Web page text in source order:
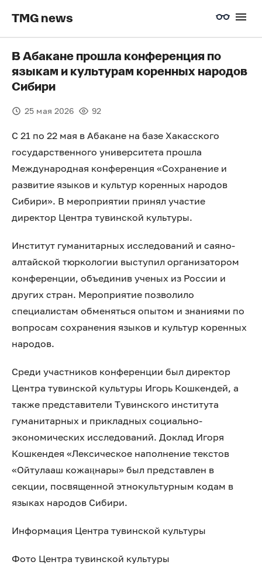
TMG news
В Абакане прошла конференция по
языкам и культурам коренных народов
Сибири
25 мая 2026 92
С 21 по 22 мая в Абакане на базе Хакасского
государственного университета прошла
Международная конференция «Сохранение и
развитие языков и культур коренных народов
Сибири». В мероприятии принял участие
директор Центра тувинской культуры.
Институт гуманитарных исследований и саяно-
алтайской тюркологии выступил организатором
конференции, объединив ученых из России и
других стран. Мероприятие позволило
специалистам обменяться опытом и знаниями по
вопросам сохранения языков и культур коренных
народов.
Среди участников конференции был директор
Центра тувинской культуры Игорь Кошкендей, а
также представители Тувинского института
гуманитарных и прикладных социально-
экономических исследований. Доклад Игоря
Кошкендея «Лексическое наполнение текстов
«Ойтулааш кожаңнары» был представлен в
секции, посвященной этнокультурным кодам в
языках народов Сибири.
Информация Центра тувинской культуры
Фото Центра тувинской культуры